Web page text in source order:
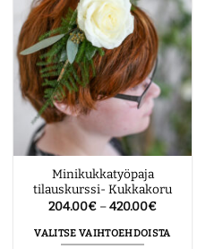
Minikukkatyöpaja
tilauskurssi- Kukkakoru
204.00€ –420.00€Hintaluokka:
-
420.00€
VALITSE VAIHTOEHDOISTA